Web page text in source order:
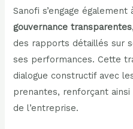
Sanofi s’engage
gouvernance transparentes
des rapports détaillés sur
ses performances. Cette
dialogue constructif avec
prenantes, renforçant
de l’entreprise.